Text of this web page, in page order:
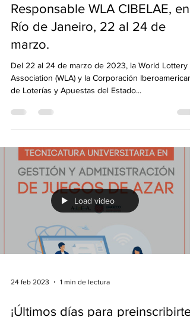
Seminario de Juego
Responsable WLA CIBELAE, en
Río de Janeiro, 22 al 24 de
Del 22 al 24 de marzo de 2023, la World Lottery
Association (WLA) y la Corporación
Load video